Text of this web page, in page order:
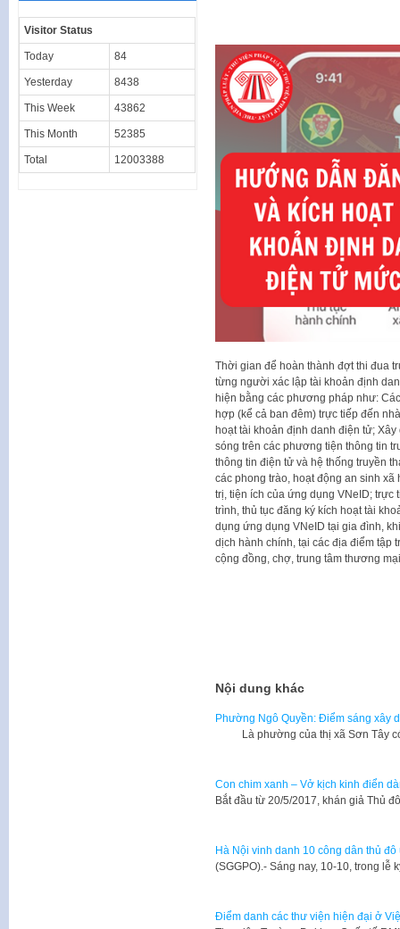
Thời gian để hoàn thành đợt thi đua
từng người xác lập tài khoản định
hiện bằng các phương pháp như:
hợp (kể cả ban đêm) trực tiếp đến
hoạt tài khoản định danh điện tử;
sóng trên các phương tiện thông tin
thông tin điện tử và hệ thống truyền
các phong trào, hoạt động an sinh
trị, tiện ích của ứng dụng VNeID;
trình, thủ tục đăng ký kích hoạt tài
dụng ứng dụng VNeID tại gia đình,
dịch hành chính, tại các địa điểm tập
cộng đồng, chợ, trung tâm thương
Nội dung khác
Phường Ngô Quyền: Điểm sáng xây
Là phường của thị xã Sơn Tây
Con chim xanh – Vở kịch kinh điển
Bắt đầu từ 20/5/2017, khán giả Thủ
Hà Nội vinh danh 10 công dân thủ
​(SGGPO).- Sáng nay, 10-10, trong
Điểm danh các thư viện hiện đại ở
Visitor Status
Today 84
Yesterday 8438
This Week 43862
This Month 52385
Total 12003388